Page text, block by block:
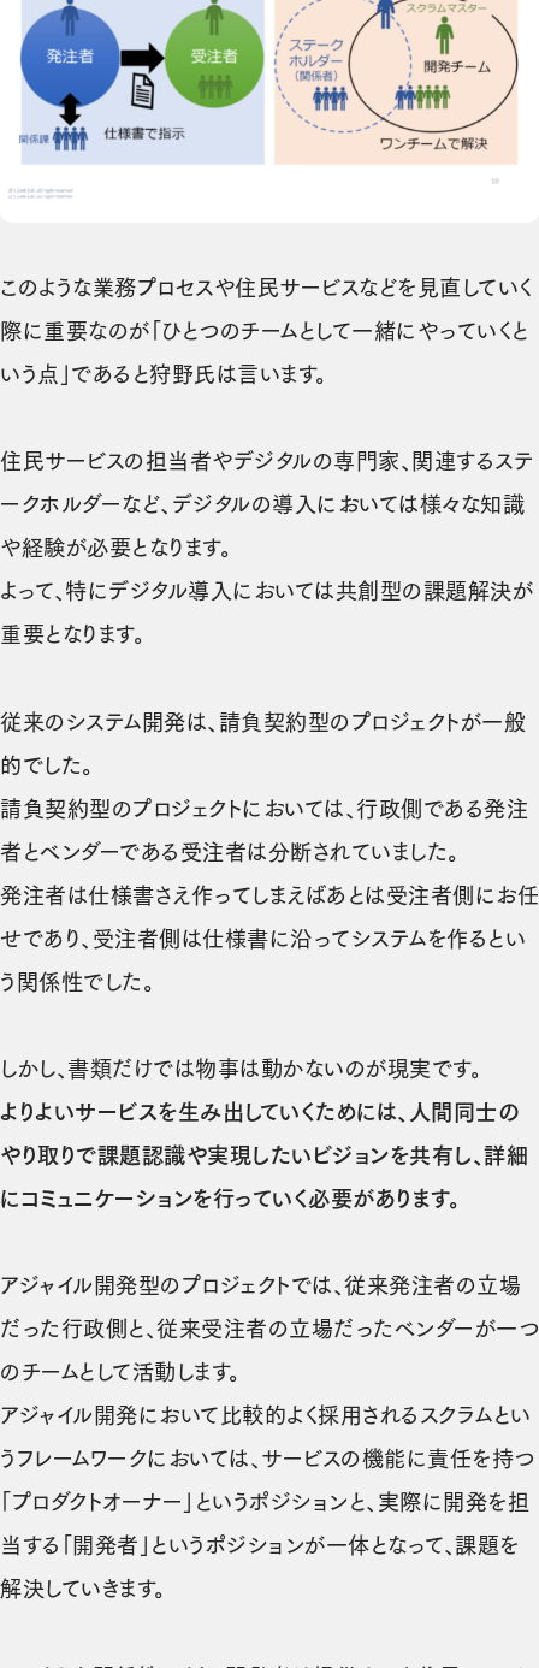
このような業務プロセスや住民サービスなどを見直していく
際に重要なのが「ひとつのチームとして一緒にやっていくと
いう点」であると狩野氏は言います。
住民サービスの担当者やデジタルの専門家、関連するステ
ークホルダーなど、デジタルの導入においては様々な知識
や経験が必要となります。
よって、特にデジタル導入においては共創型の課題解決が
重要となります。
従来のシステム開発は、請負契約型のプロジェクトが一般
的でした。
請負契約型のプロジェクトにおいては、行政側である発注
者とベンダーである受注者は分断されていました。
発注者は仕様書さえ作ってしまえばあとは受注者側にお任
せであり、受注者側は仕様書に沿ってシステムを作るとい
う関係性でした。
しかし、書類だけでは物事は動かないのが現実です。
よりよいサービスを生み出していくためには、人間同士の
やり取りで課題認識や実現したいビジョンを共有し、詳細
にコミュニケーションを行っていく必要があります。
アジャイル開発型のプロジェクトでは、従来発注者の立場
だった行政側と、従来受注者の立場だったベンダーが一つ
のチームとして活動します。
アジャイル開発において比較的よく採用されるスクラムとい
うフレームワークにおいては、サービスの機能に責任を持つ
プロダクトオーナー （新しいタブで開きます）
」というポジションと、実際に開発を担
当する「開発者」というポジションが一体となって、課題を
解決していきます。